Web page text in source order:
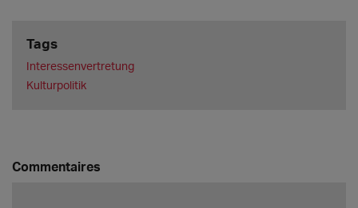
Tags
Interessenvertretung
Kulturpolitik
Commentaires